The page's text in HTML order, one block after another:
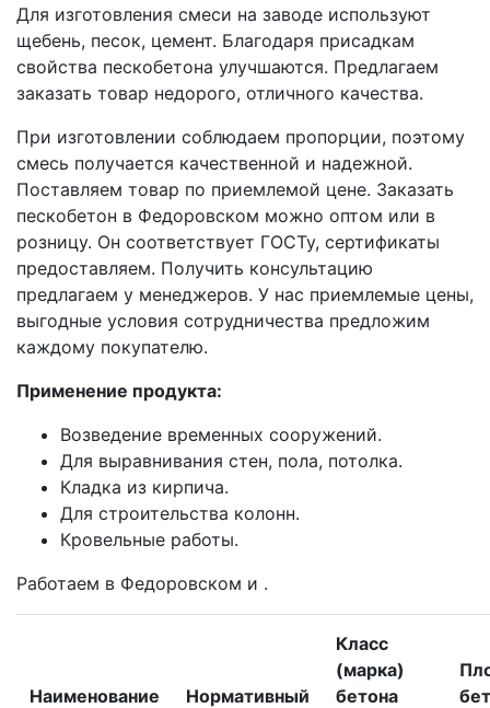
Для изготовления смеси на заводе используют
щебень, песок, цемент. Благодаря присадкам
свойства пескобетона улучшаются. Предлагаем
заказать товар недорого, отличного качества.
При изготовлении соблюдаем пропорции, поэтому
смесь получается качественной и надежной.
Поставляем товар по приемлемой цене. Заказать
пескобетон в Федоровском можно оптом или в
розницу. Он соответствует ГОСТу, сертификаты
предоставляем. Получить консультацию
предлагаем у менеджеров. У нас приемлемые цены,
выгодные условия сотрудничества предложим
каждому покупателю.
Применение продукта:
Возведение временных сооружений.
Для выравнивания стен, пола, потолка.
Кладка из кирпича.
Для строительства колонн.
Кровельные работы.
Работаем в Федоровском и .
Наименование
Нормативный
Класс
(марка)
бетона